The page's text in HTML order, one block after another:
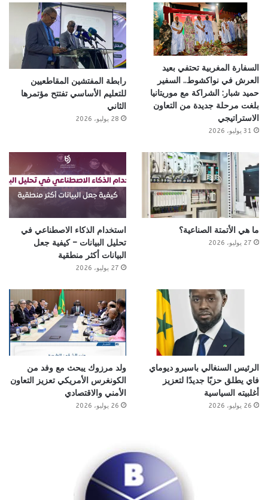
السفارة المغربية تحتفي بعيد
العرش في نواكشوط.. السفير
حميد شبار: الشراكة مع موريتانيا
بلغت مرحلة جديدة من التعاون
الاستراتيجي
31 يوليو، 2026
رابطة المفتشين المقاطعيين
للتعليم الأساسي تفتتح مؤتمرها
الثاني
28 يوليو، 2026
ما هي الأتمتة الصناعية؟
27 يوليو، 2026
استخدام الذكاء الاصطناعي في
تحليل البيانات – كيفية جعل
البيانات أكثر منطقية
27 يوليو، 2026
الرئيس السنغالي باسيرو ديوماي
فاي يطلق حزبًا جديدًا لتعزيز
أغلبيته السياسية
26 يوليو، 2026
ولد مرزوك يبحث مع وفد من
الكونغرس الأمريكي تعزيز التعاون
الأمني والاقتصادي
26 يوليو، 2026